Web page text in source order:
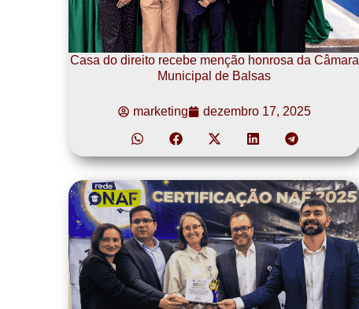
Casa do direito recebe menção honrosa da Câmara
Municipal de Balsas
marketing dezembro 17, 2025